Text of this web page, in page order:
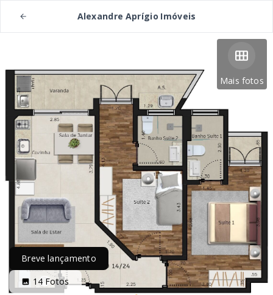
Alexandre Aprígio Imóveis
Mais fotos
Breve lançamento
14 Fotos